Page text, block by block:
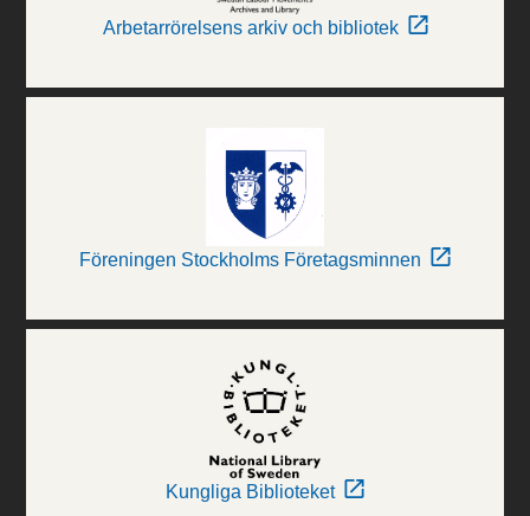
Arbetarrörelsens arkiv och bibliotek
Föreningen Stockholms Företagsminnen
Kungliga Biblioteket